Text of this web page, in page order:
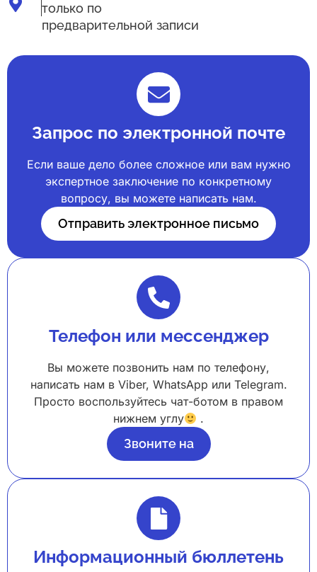
только по
предварительной записи
Запрос по электронной почте
Если ваше дело более сложное или вам нужно
экспертное заключение по конкретному
вопросу, вы можете написать нам.
Отправить электронное письмо
Телефон или мессенджер
Вы можете позвонить нам по телефону,
написать нам в Viber, WhatsApp или Telegram.
Просто воспользуйтесь чат-ботом в правом
нижнем углу
.
Звоните на
Информационный бюллетень